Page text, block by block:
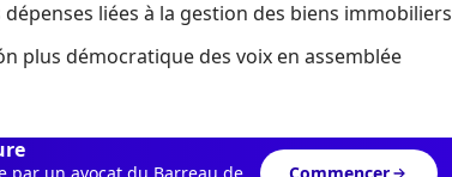
liées à la gestion des biens immobiliers
plus démocratique des voix en assemblée
par un avocat du Barreau de
Commencer